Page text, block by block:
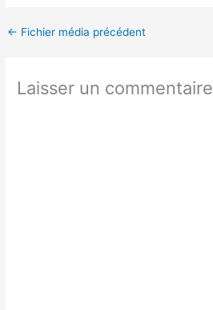
← Fichier média précédent
Laisser un commentaire